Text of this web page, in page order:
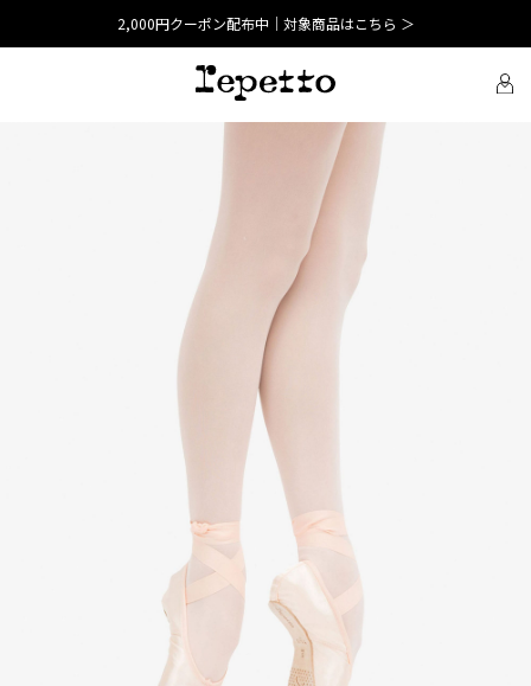
2,000円クーポン配布中｜対象商品はこちら ＞